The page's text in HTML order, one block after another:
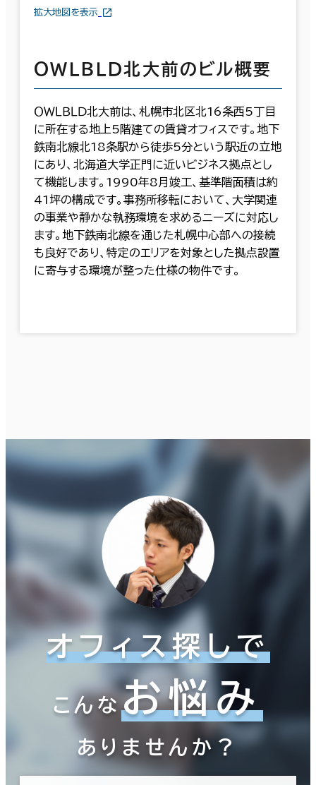
拡大地図を表示
ＯＷＬＢＬＤ北大前のビル概要
ＯＷＬＢＬＤ北大前は、札幌市北区北16条西5丁目
に所在する地上5階建ての賃貸オフィスです。地下
鉄南北線北18条駅から徒歩5分という駅近の立地
にあり、北海道大学正門に近いビジネス拠点とし
て機能します。1990年8月竣工、基準階面積は約
41坪の構成です。事務所移転において、大学関連
の事業や静かな執務環境を求めるニーズに対応し
ます。地下鉄南北線を通じた札幌中心部への接続
も良好であり、特定のエリアを対象とした拠点設置
に寄与する環境が整った仕様の物件です。
オフィス探しで
こんなお悩み
ありませんか？